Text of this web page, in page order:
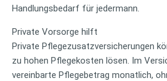
Handlungsbedarf für jedermann.
Private Vorsorge hilft
Private Pflegezusatzversicherungen
zu hohen Pflegekosten lösen. Im
vereinbarte Pflegebetrag monatlich,